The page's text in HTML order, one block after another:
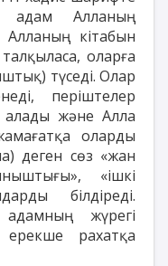
адам Алланың
Алланың кітабын
оларға
түседі. Олар
періштелер
және Алла
оларды
деген сөз «жан
«ішкі
білдіреді.
жүрегі
рахатқа